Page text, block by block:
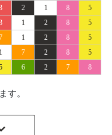
2 1 8
5
1 2 8
5
1 2 8
5
1 7 2 8
5
6 2 7 8
す。